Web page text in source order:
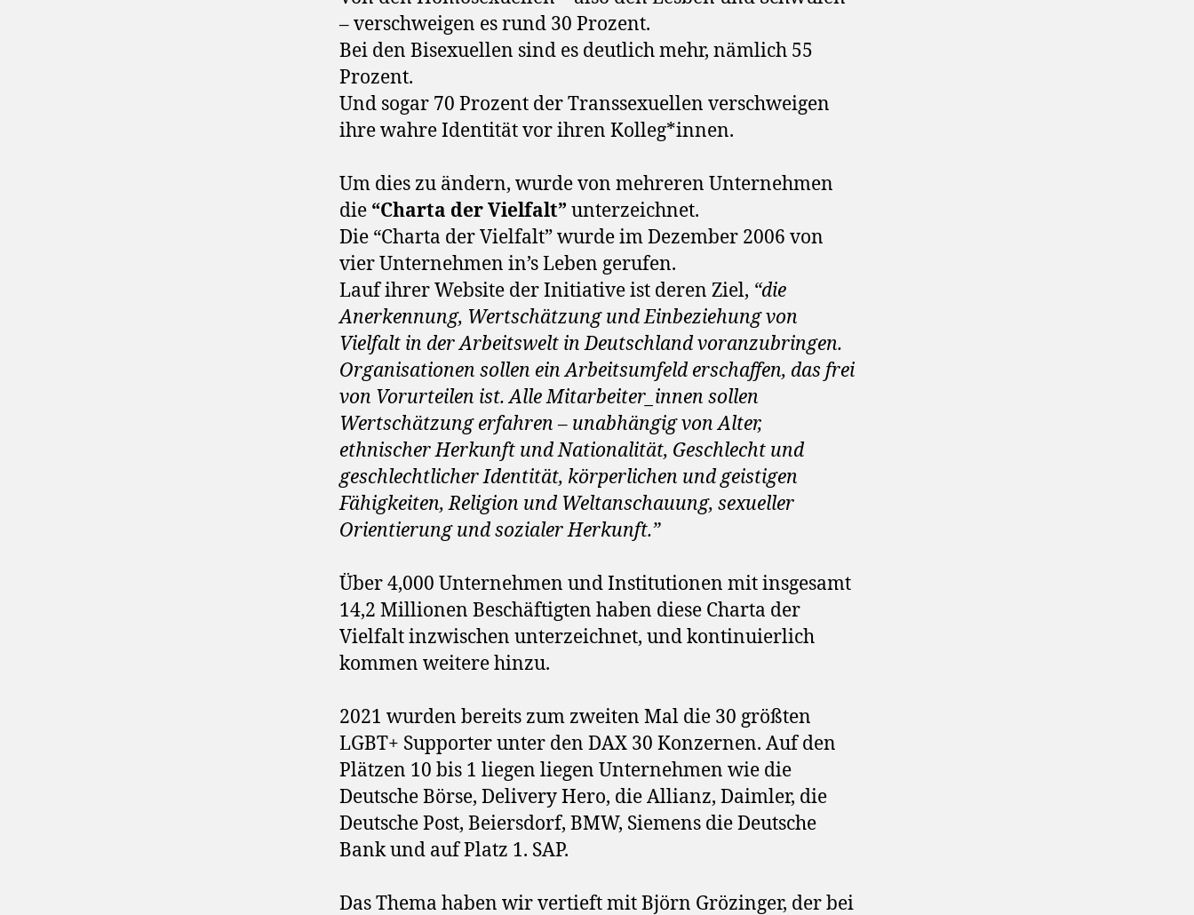
– verschweigen es rund 30 Prozent.
Bei den Bisexuellen sind es deutlich mehr, nämlich 55
Prozent.
Und sogar 70 Prozent der Transsexuellen verschweigen
ihre wahre Identität vor ihren Kolleg*innen.
Um dies zu ändern, wurde von mehreren Unternehmen
die “Charta der Vielfalt” unterzeichnet.
Die “Charta der Vielfalt” wurde im Dezember 2006 von
vier Unternehmen in’s Leben gerufen.
Lauf ihrer Website der Initiative ist deren Ziel, “die
Anerkennung, Wertschätzung und Einbeziehung von
Vielfalt in der Arbeitswelt in Deutschland voranzubringen.
Organisationen sollen ein Arbeitsumfeld erschaffen, das frei
von Vorurteilen ist. Alle Mitarbeiter_innen sollen
Wertschätzung erfahren – unabhängig von Alter,
ethnischer Herkunft und Nationalität, Geschlecht und
geschlechtlicher Identität, körperlichen und geistigen
Fähigkeiten, Religion und Weltanschauung, sexueller
Orientierung und sozialer Herkunft.”
Über 4,000 Unternehmen und Institutionen mit insgesamt
14,2 Millionen Beschäftigten haben diese Charta der
Vielfalt inzwischen unterzeichnet, und kontinuierlich
kommen weitere hinzu.
2021 wurden bereits zum zweiten Mal die 30 größten
LGBT+ Supporter unter den DAX 30 Konzernen. Auf den
Plätzen 10 bis 1 liegen liegen Unternehmen wie die
Deutsche Börse, Delivery Hero, die Allianz, Daimler, die
Deutsche Post, Beiersdorf, BMW, Siemens die Deutsche
Bank und auf Platz 1. SAP.
Das Thema haben wir vertieft mit Björn Grözinger, der bei